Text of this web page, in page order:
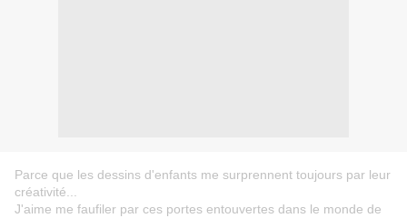
Parce que les dessins d'enfants me surprennent toujours par leur
créativité...
J'aime me faufiler par ces portes entouvertes dans le monde de